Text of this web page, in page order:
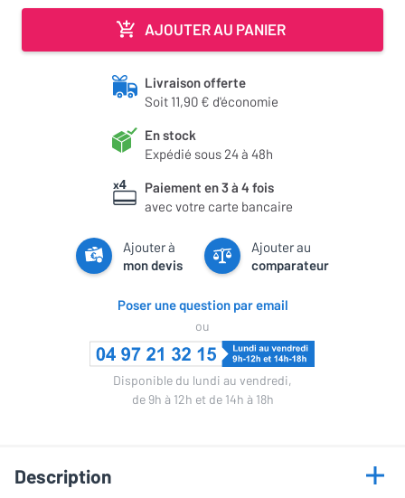
AJOUTER AU PANIER
Livraison offerte
Soit 11,90 € d'économie
En stock
Expédié sous 24 à 48h
Paiement en 3 à 4 fois
avec votre carte bancaire
Ajouter à
mon devis
Ajouter au
comparateur
Poser une question par email
ou
Disponible du lundi au vendredi,
de 9h à 12h et de 14h à 18h
Description